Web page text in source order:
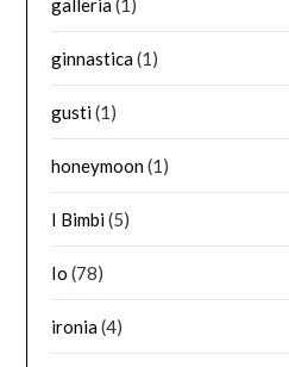
ginnastica(1)
gusti(1)
honeymoon(1)
I Bimbi(5)
Io (78)
ironia(4)